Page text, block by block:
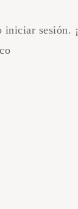
iniciar